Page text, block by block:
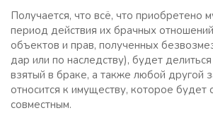
Получается, что всё, что приобретено
период действия их брачных
объектов и прав, полученных
дар или по наследству), будет
взятый в браке, а также любой другой
относится к имуществу, которое будет
совместным.